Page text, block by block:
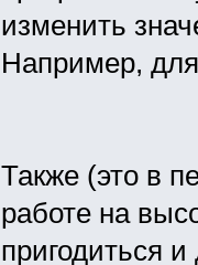
изменить
Например,
Также (это в
работе на
пригодиться